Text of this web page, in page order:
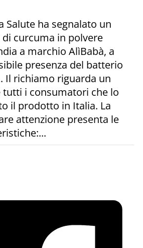
Salute ha segnalato un
curcuma in polvere
a marchio AlìBabà, a
presenza del batterio
Il richiamo riguarda un
i consumatori che lo
il prodotto in Italia. La
attenzione presenta le